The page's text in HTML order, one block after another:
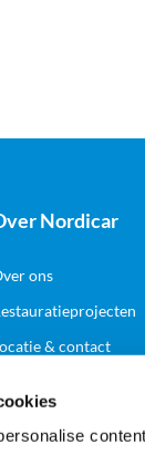
Nordicar
ons
& contact